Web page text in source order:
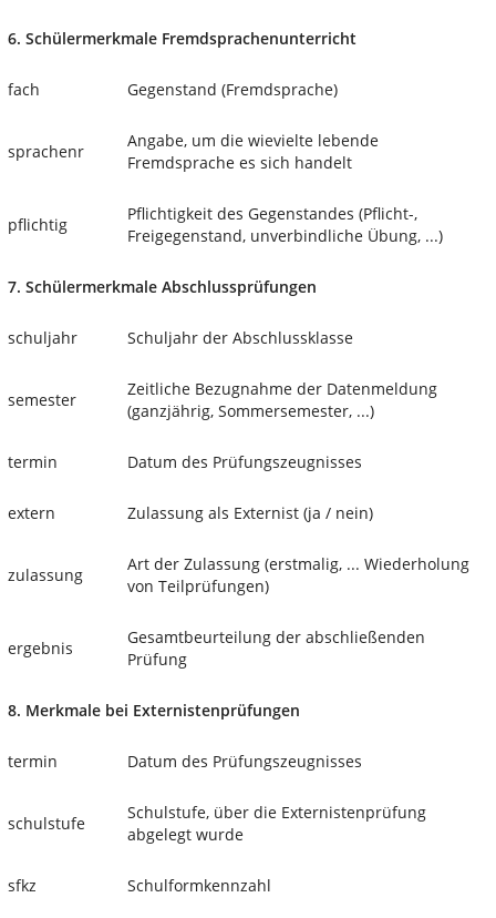
6. Schülermerkmale Fremdsprachenunterricht
fach Gegenstand (Fremdsprache)
sprachenr
Angabe, um die wievielte lebende
Fremdsprache es sich handelt
pflichtig
Pflichtigkeit des Gegenstandes (Pflicht-,
Freigegenstand, unverbindliche Übung, ...)
7. Schülermerkmale Abschlussprüfungen
schuljahr Schuljahr der Abschlussklasse
semester
Zeitliche Bezugnahme der Datenmeldung
(ganzjährig, Sommersemester, ...)
termin Datum des Prüfungszeugnisses
extern Zulassung als Externist (ja / nein)
zulassung
Art der Zulassung (erstmalig, ... Wiederholung
von Teilprüfungen)
ergebnis
Gesamtbeurteilung der abschließenden
Prüfung
8. Merkmale bei Externistenprüfungen
termin Datum des Prüfungszeugnisses
schulstufe
Schulstufe, über die Externistenprüfung
abgelegt wurde
sfkz Schulformkennzahl